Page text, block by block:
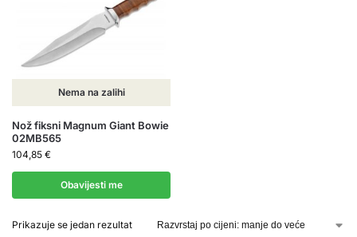
Nema na zalihi
Nož fiksni Magnum Giant Bowie
02MB565
104,85 €
Obavijesti me
Prikazuje se jedan rezultat